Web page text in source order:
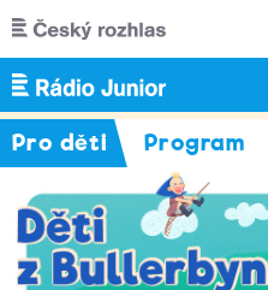
Přejít k hlavnímu obsahu
Pro děti Program